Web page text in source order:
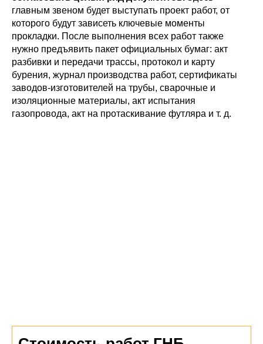
главным звеном будет выступать проект работ, от
которого будут зависеть ключевые моменты
прокладки. После выполнения всех работ также
нужно предъявить пакет официальных бумаг: акт
разбивки и передачи трассы, протокол и карту
бурения, журнал производства работ, сертификаты
заводов-изготовителей на трубы, сварочные и
изоляционные материалы, акт испытания
газопровода, акт на протаскивание футляра и т. д.